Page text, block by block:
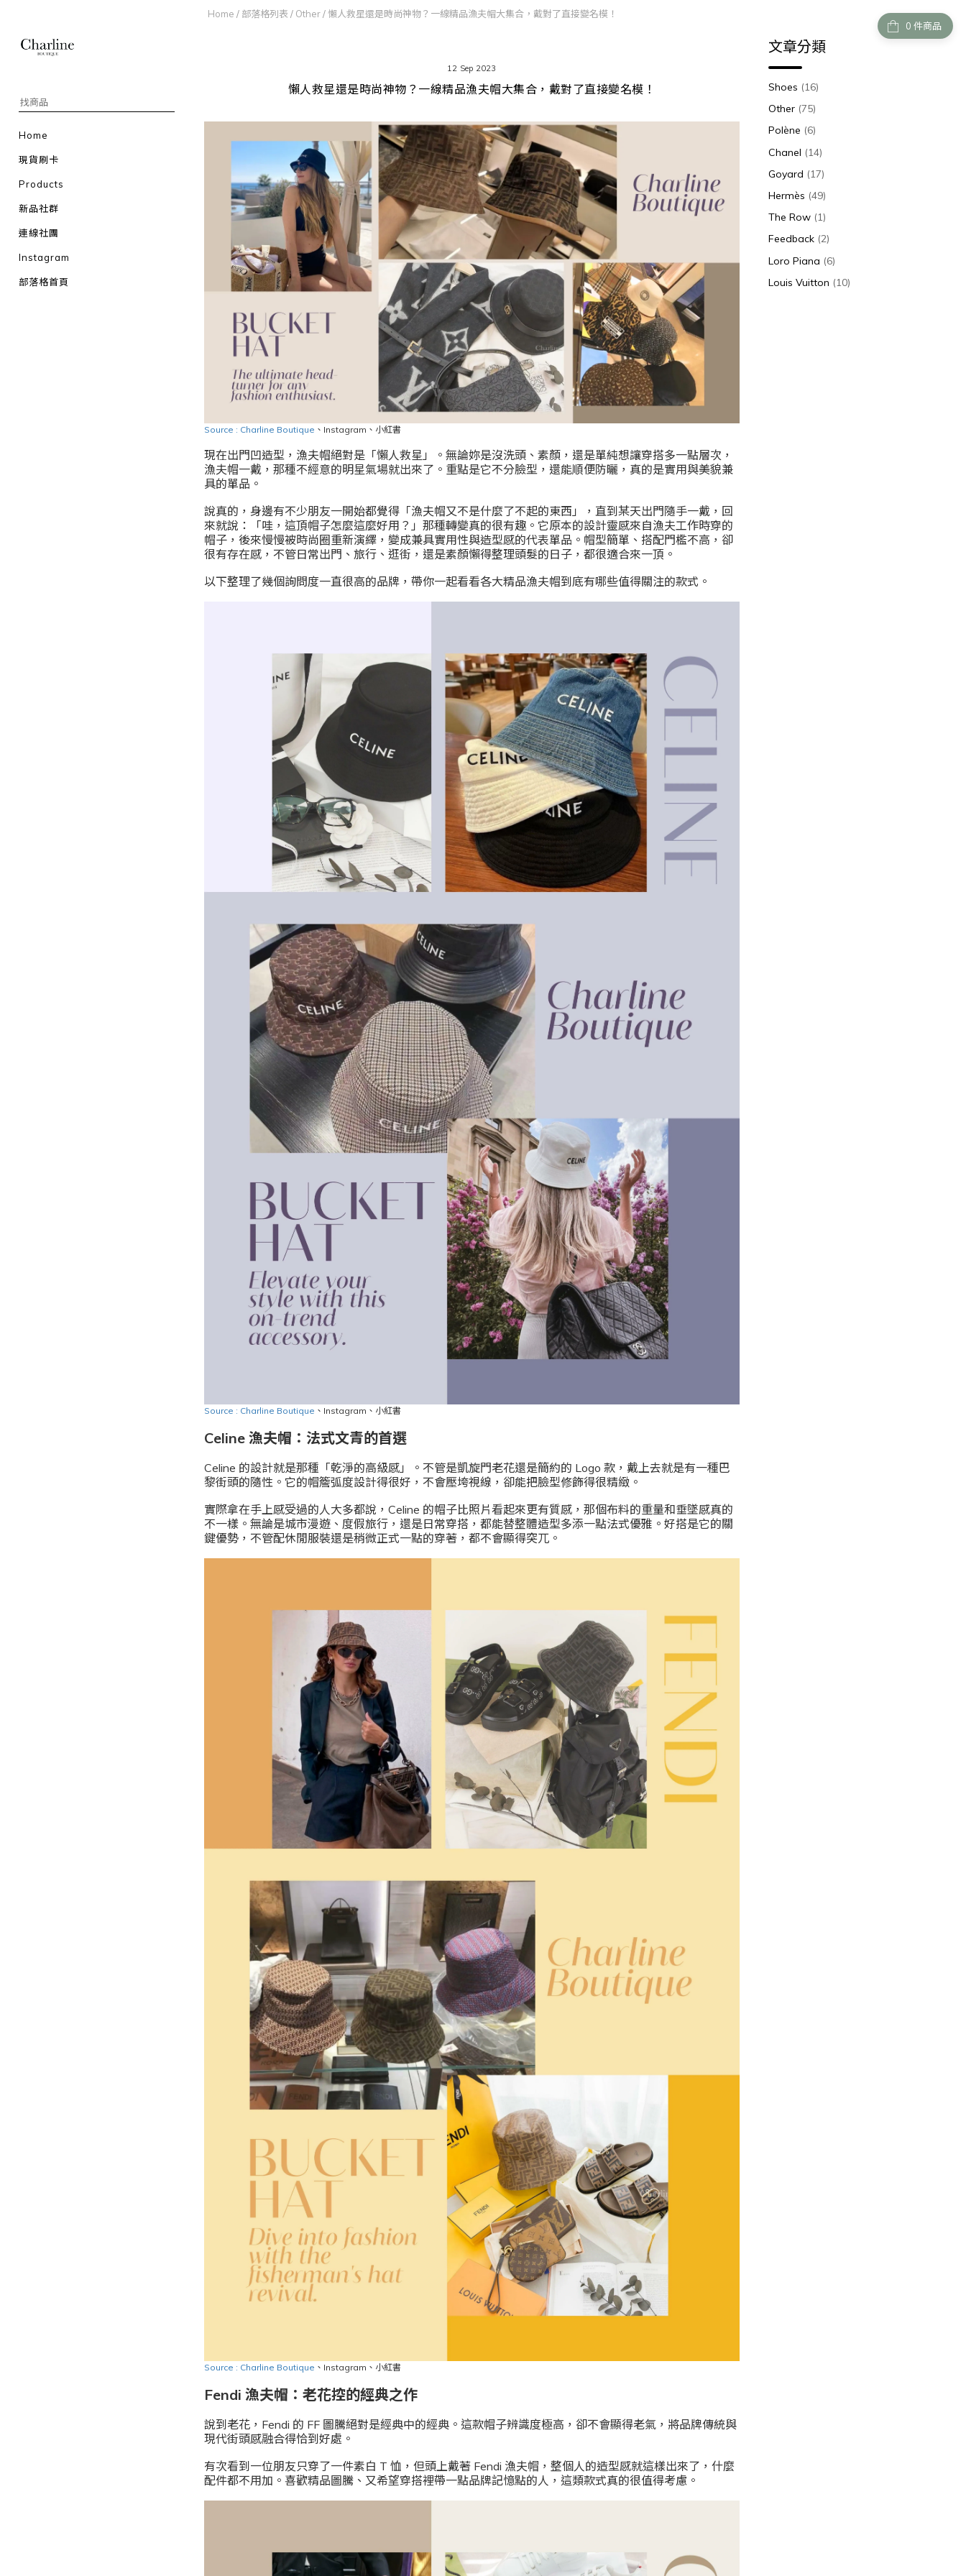
Home
現貨刷卡
Products
新品社群
連線社團
Instagram
部落格首頁
件商品
Home / 部落格列表 / Other/懶人救星還是時尚神物？一線精品漁夫帽大集合，戴對了直接變名模！
12 Sep 2023
懶人救星還是時尚神物？一線精品漁夫帽大集合，戴對了直接變名模！
Source : Charline Boutique 、 Instagram 、小紅書
現在出門凹造型，漁夫帽絕對是「懶人救星」。無論妳是沒洗頭、素顏，還是單純想讓穿搭多一點層次，
漁夫帽一戴，那種不經意的明星氣場就出來了。重點是它不分臉型，還能順便防曬，真的是實用與美貌兼
具的單品。
說真的，身邊有不少朋友一開始都覺得「漁夫帽又不是什麼了不起的東西」，直到某天出門隨手一戴，回
來就說：「哇，這頂帽子怎麼這麼好用？」那種轉變真的很有趣。它原本的設計靈感來自漁夫工作時穿的
帽子，後來慢慢被時尚圈重新演繹，變成兼具實用性與造型感的代表單品。帽型簡單、搭配門檻不高，卻
很有存在感，不管日常出門、旅行、逛街，還是素顏懶得整理頭髮的日子，都很適合來一頂。
以下整理了幾個詢問度一直很高的品牌，帶你一起看看各大精品漁夫帽到底有哪些值得關注的款式。
Source : Charline Boutique 、 Instagram 、小紅書
Celine 漁夫帽：法式文青的首選
Celine 的設計就是那種「乾淨的高級感」。不管是凱旋門老花還是簡約的 Logo 款，戴上去就是有一種巴
黎街頭的隨性。它的帽簷弧度設計得很好，不會壓垮視線，卻能把臉型修飾得很精緻。
實際拿在手上感受過的人大多都說，Celine 的帽子比照片看起來更有質感，那個布料的重量和垂墜感真的
不一樣。無論是城市漫遊、度假旅行，還是日常穿搭，都能替整體造型多添一點法式優雅。好搭是它的關
鍵優勢，不管配休閒服裝還是稍微正式一點的穿著，都不會顯得突兀。
Source : Charline Boutique 、 Instagram 、小紅書
Fendi 漁夫帽：老花控的經典之作
說到老花，Fendi 的 FF 圖騰絕對是經典中的經典。這款帽子辨識度極高，卻不會顯得老氣，將品牌傳統與
現代街頭感融合得恰到好處。
有次看到一位朋友只穿了一件素白 T 恤，但頭上戴著 Fendi 漁夫帽，整個人的造型感就這樣出來了，什麼
配件都不用加。喜歡精品圖騰、又希望穿搭裡帶一點品牌記憶點的人，這類款式真的很值得考慮。
文章分類
Shoes (16)
Other (75)
Polène (6)
Chanel (14)
Goyard (17)
Hermès (49)
The Row (1)
Feedback (2)
Loro Piana (6)
Louis Vuitton (10)